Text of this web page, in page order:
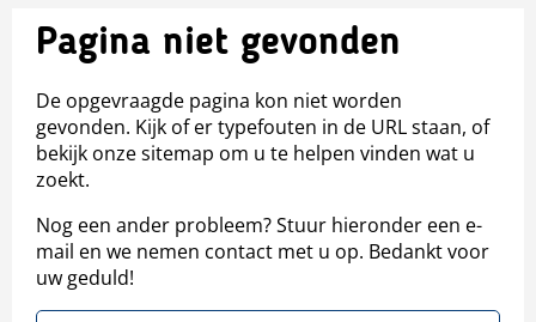
Pagina niet gevonden
De opgevraagde pagina kon niet worden
gevonden. Kijk of er typefouten in de URL staan, of
bekijk onze sitemap om u te helpen vinden wat u
zoekt.
Nog een ander probleem? Stuur hieronder een e-
mail en we nemen contact met u op. Bedankt voor
uw geduld!